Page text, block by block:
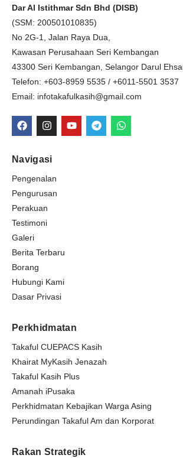
Dar Al Istithmar Sdn Bhd (DISB)
(SSM: 200501010835)
No 2G-1, Jalan Raya Dua,
Kawasan Perusahaan Seri Kembangan
43300 Seri Kembangan, Selangor Darul
Telefon: +603-8959 5535 / +6011-5501 3537
Email: infotakafulkasih@gmail.com
F
a
c
b
o
o
k
I
n
s
a
g
r
a
m
Y
o
u
T
e
l
W
h
a
Navigasi
Pengenalan
Pengurusan
Perakuan
Testimoni
Galeri
Berita Terbaru
Borang
Hubungi Kami
Dasar Privasi
Perkhidmatan
Takaful CUEPACS Kasih
Khairat MyKasih Jenazah
Takaful Kasih Plus
Amanah iPusaka
Perkhidmatan Kebajikan Warga Asing
Perundingan Takaful Am dan Korporat
Rakan Strategik